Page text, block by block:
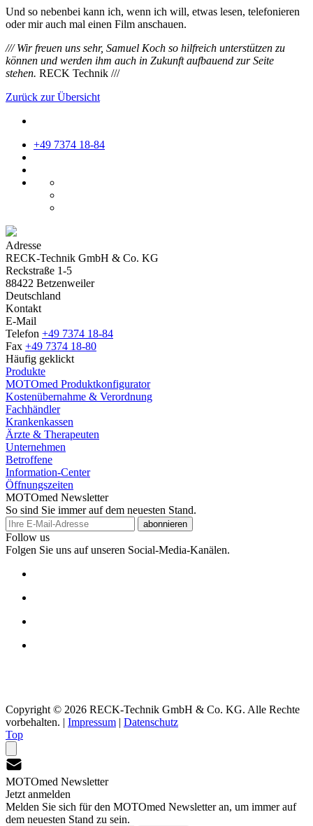
Und so nebenbei kann ich, wenn ich will, etwas lesen, telefonieren
oder mir auch mal einen Film anschauen.
/// Wir freuen uns sehr, Samuel Koch so hilfreich unterstützen zu
können und werden ihm auch in Zukunft aufbauend zur Seite
stehen. RECK Technik ///
Zurück zur Übersicht
+49 7374 18-84
Adresse
RECK-Technik GmbH & Co. KG
Reckstraße 1-5
88422 Betzenweiler
Deutschland
Kontakt
E-Mail
Telefon +49 7374 18-84
Fax +49 7374 18-80
Häufig geklickt
Produkte
MOTOmed Produktkonfigurator
Kostenübernahme & Verordnung
Fachhändler
Krankenkassen
Ärzte & Therapeuten
Unternehmen
Betroffene
Information-Center
Öffnungszeiten
MOTOmed Newsletter
So sind Sie immer auf dem neuesten Stand.
abonnieren
Follow us
Folgen Sie uns auf unseren Social-Media-Kanälen.
Copyright © 2026 RECK-Technik GmbH & Co. KG. Alle Rechte
vorbehalten. | Impressum | Datenschutz
Top
MOTOmed Newsletter
Jetzt anmelden
Melden Sie sich für den MOTOmed Newsletter an, um immer auf
dem neuesten Stand zu sein.